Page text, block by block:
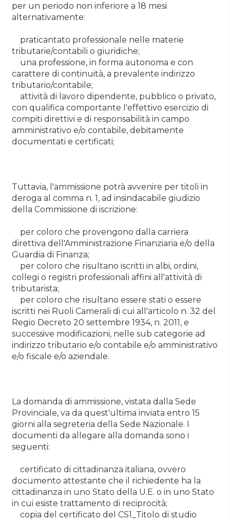
per un periodo non inferiore a 18 mesi
alternativamente:
praticantato professionale nelle materie
tributarie/contabili o giuridiche;
una professione, in forma autonoma e con
carattere di continuità, a prevalente indirizzo
tributario/contabile;
attività di lavoro dipendente, pubblico o privato,
con qualifica comportante l'effettivo esercizio di
compiti direttivi e di responsabilità in campo
amministrativo e/o contabile, debitamente
documentati e certificati;
Tuttavia, l'ammissione potrà avvenire per titoli in
deroga al comma n. 1, ad insindacabile giudizio
della Commissione di iscrizione:
per coloro che provengono dalla carriera
direttiva dell'Amministrazione Finanziaria e/o della
Guardia di Finanza;
per coloro che risultano iscritti in albi, ordini,
collegi o registri professionali affini all'attività di
tributarista;
per coloro che risultano essere stati o essere
iscritti nei Ruoli Camerali di cui all'articolo n. 32 del
Regio Decreto 20 settembre 1934, n. 2011, e
successive modificazioni, nelle sub categorie ad
indirizzo tributario e/o contabile e/o amministrativo
e/o fiscale e/o aziendale.
La domanda di ammissione, vistata dalla Sede
Provinciale, va da quest'ultima inviata entro 15
giorni alla segreteria della Sede Nazionale. I
documenti da allegare alla domanda sono i
seguenti:
certificato di cittadinanza italiana, ovvero
documento attestante che il richiedente ha la
cittadinanza in uno Stato della U.E. o in uno Stato
in cui esiste trattamento di reciprocità;
copia del certificato del CS1_Titolo di studio